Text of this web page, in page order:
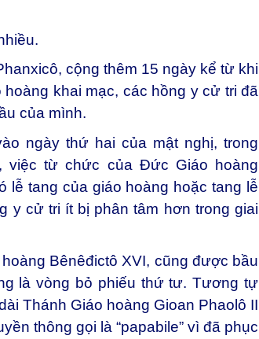
cộng thêm 15 ngày kể từ khi
khai mạc, các hồng y cử tri đã
của mình.
ngày thứ hai của mật nghị, trong
việc từ chức của Đức Giáo hoàng
lễ tang của giáo hoàng hoặc tang lễ
y cử tri ít bị phân tâm hơn trong giai
Bênêđictô XVI, cũng được bầu
là vòng bỏ phiếu thứ tư. Tương tự
Thánh Giáo hoàng Gioan Phaolô II
thông gọi là “papabile” vì đã phục